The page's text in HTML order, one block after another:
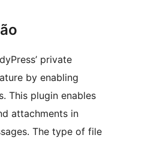
private
by enabling
This plugin enables
attachments in
The type of file